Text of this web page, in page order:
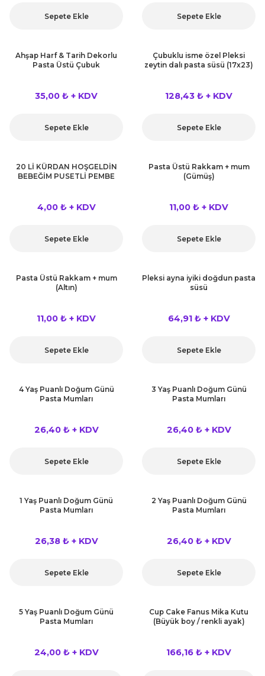
Veda Parti Malzemeleri
malzemeleri
Malzemeleri
Taş Baskı Ürünleri
Sepete Ekle Sepete Ekle
Ahşap Harf & Tarih Dekorlu
Pasta Üstü Çubuk
35,00 ₺ + KDV
Sepete Ekle
Çubuklu isme özel Pleksi
zeytin dalı pasta süsü (17x23)
128,43 ₺ + KDV
Sepete Ekle
20 Lİ KÜRDAN HOŞGELDİN
BEBEĞİM PUSETLİ PEMBE
4,00 ₺ + KDV
Sepete Ekle
Pasta Üstü Rakkam + mum
(Gümüş)
11,00 ₺ + KDV
Sepete Ekle
Pasta Üstü Rakkam + mum
(Altın)
11,00 ₺ + KDV
Sepete Ekle
Pleksi ayna iyiki doğdun pasta
süsü
64,91 ₺ + KDV
Sepete Ekle
4 Yaş Puanlı Doğum Günü
Pasta Mumları
26,40 ₺ + KDV
Sepete Ekle
3 Yaş Puanlı Doğum Günü
Pasta Mumları
26,40 ₺ + KDV
Sepete Ekle
1 Yaş Puanlı Doğum Günü
Pasta Mumları
26,38 ₺ + KDV
Sepete Ekle
2 Yaş Puanlı Doğum Günü
Pasta Mumları
26,40 ₺ + KDV
Sepete Ekle
5 Yaş Puanlı Doğum Günü
Pasta Mumları
24,00 ₺ + KDV
Cup Cake Fanus Mika Kutu
(Büyük boy / renkli ayak)
166,16 ₺ + KDV